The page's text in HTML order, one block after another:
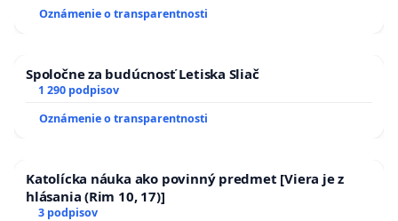
kanálov na Slovensku
Oznámenie o transparentnosti
Spoločne za budúcnosť Letiska Sliač
1 290 podpisov
Oznámenie o transparentnosti
Katolícka náuka ako povinný predmet [Viera je z
hlásania (Rim 10, 17)]
3 podpisov